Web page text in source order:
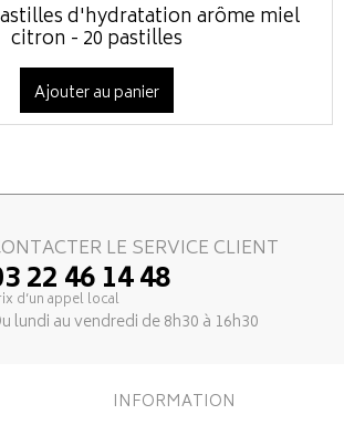
d'hydratation arôme miel
citron - 20 pastilles
Ajouter au panier
LE SERVICE CLIENT
22 46 14 48
d’un appel local
lundi au vendredi de 8h30 à 16h30
INFORMATION